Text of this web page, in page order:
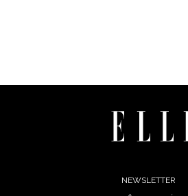
NEWSLETTER